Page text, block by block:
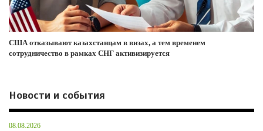
США отказывают казахстанцам в визах, а тем временем
сотрудничество в рамках СНГ активизируется
Новости и события
08.08.2026